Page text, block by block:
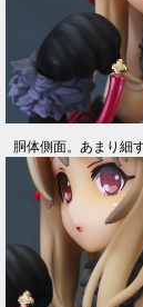
胴体側面。あまり細